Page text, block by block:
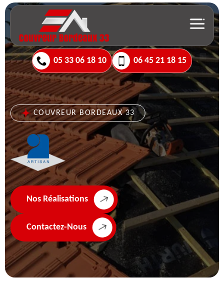
05 33 06 18 10 06 45 21 18 15
COUVREUR BORDEAUX 33
Nos Réalisations
Contactez-Nous